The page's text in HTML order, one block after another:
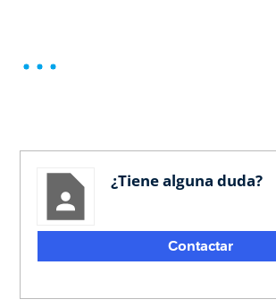
¿Tiene alguna duda?
Contactar